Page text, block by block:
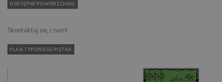
DOSTĘPNE POWIERZCHNIE
Skontaktuj się z nami
PLAN TYPOWEGO PIĘTRA